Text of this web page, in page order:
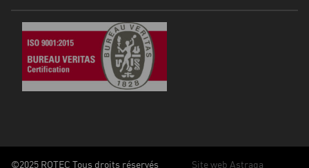
©2025 ROTEC Tous droits réservés
Site web Astraga